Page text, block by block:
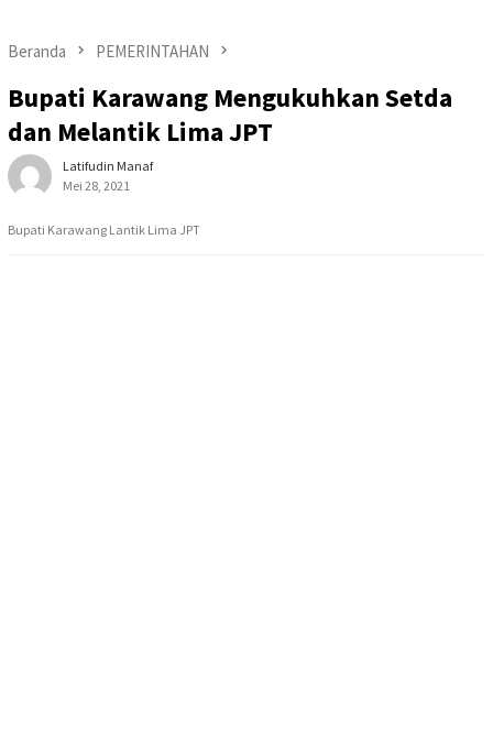
Beranda PEMERINTAHAN
Bupati Karawang Mengukuhkan Setda
dan Melantik Lima JPT
Latifudin Manaf
Mei 28, 2021
Bupati Karawang Lantik Lima JPT